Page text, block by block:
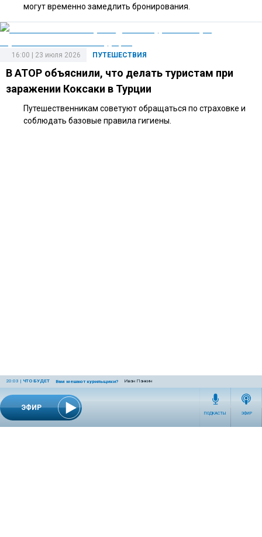
ЭФИР
20:03 | ЧТО БУДЕТ Вам мешают курильщики? Иван Панкин
ПОДКАСТЫ ЭФИР
могут временно замедлить бронирования.
ПУТЕШЕСТВИЯ
16:00 | 23 июля 2026
В АТОР объяснили, что делать туристам при
заражении Коксаки в Турции
Путешественникам советуют обращаться по страховке и
соблюдать базовые правила гигиены.